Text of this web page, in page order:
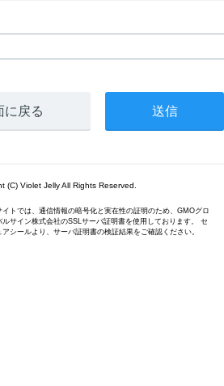
に戻る
(C) Violet Jelly All Rights Reserved.
イトでは、通信情報の暗号化と実在性の証明のため、GMOグロ
ルサイン株式会社のSSLサーバ証明書を使用しております。 セ
アシールより、サーバ証明書の検証結果をご確認ください。